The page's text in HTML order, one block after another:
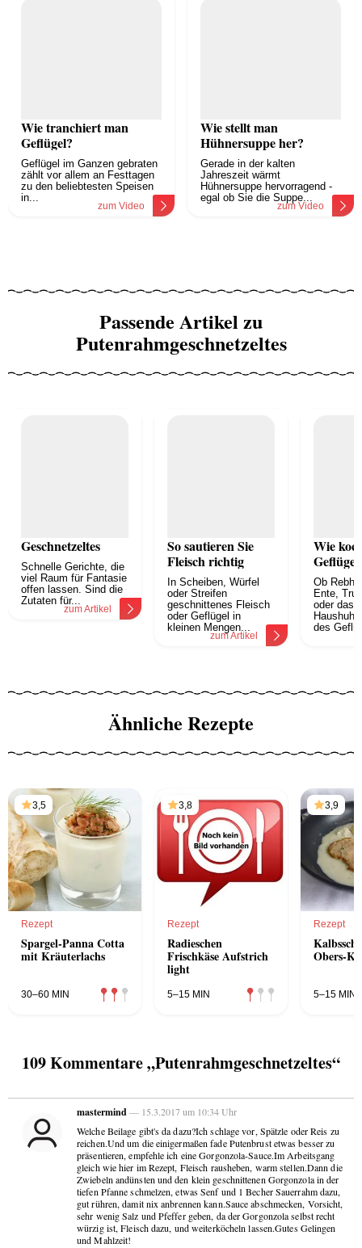
Wie tranchiert man
Geflügel?
Geflügel im Ganzen gebraten
zählt vor allem an Festtagen
zu den beliebtesten Speisen
in...
zum Video
Wie stellt man
Hühnersuppe her?
Gerade in der kalten
Jahreszeit wärmt
Hühnersuppe hervorragend -
egal ob Sie die Suppe...
zum Video
Passende Artikel zu
Putenrahmgeschnetzeltes
Geschnetzeltes
Schnelle Gerichte, die
viel Raum für Fantasie
offen lassen. Sind die
Zutaten für...
zum Artikel
So sautieren Sie
Fleisch richtig
In Scheiben, Würfel
oder Streifen
geschnittenes Fleisch
oder Geflügel in
kleinen Mengen...
zum Artikel
Wie
Ob
Ente,
oder das
des
Ähnliche Rezepte
3,5
Rezept
Spargel-Panna Cotta
mit Kräuterlachs
30–60 MIN
3,8
Rezept
Radieschen
Frischkäse Aufstrich
light
5–15 MIN
3,9
Rezept
Obers-
5–15 MIN
109 Kommentare „Putenrahmgeschnetzeltes“
mastermind— 15.3.2017 um 10:34 Uhr
Welche Beilage gibt's da dazu?Ich schlage vor, Spätzle oder Reis zu
reichen.Und um die einigermaßen fade Putenbrust etwas besser zu
präsentieren, empfehle ich eine Gorgonzola-Sauce.Im Arbeitsgang
gleich wie hier im Rezept, Fleisch rausheben, warm stellen.Dann die
Zwiebeln andünsten und den klein geschnittenen Gorgonzola in der
tiefen Pfanne schmelzen, etwas Senf und 1 Becher Sauerrahm dazu,
gut rühren, damit nix anbrennen kann.Sauce abschmecken, Vorsicht,
sehr wenig Salz und Pfeffer geben, da der Gorgonzola selbst recht
würzig ist, Fleisch dazu, und weiterköcheln lassen.Gutes Gelingen
und Mahlzeit!